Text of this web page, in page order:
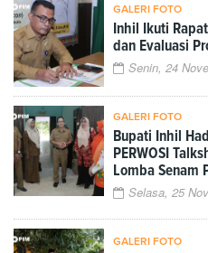
GALERI FOTO
Inhil Ikuti
dan Evaluasi
Senin, 24
GALERI FOTO
Bupati Inhil
PERWOSI
Lomba Senam
Selasa, 25
GALERI FOTO